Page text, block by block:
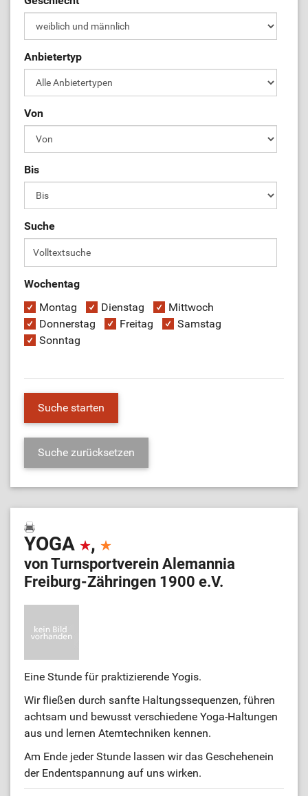
ÜL-Börse
Anbietertyp
Von
Bis
Suche
Wochentag
Montag
Dienstag
Mittwoch
Donnerstag
Freitag
Samstag
Sonntag
YOGA ,
von Turnsportverein Alemannia
Freiburg-Zähringen 1900 e.V.
Eine Stunde für praktizierende Yogis.
Wir fließen durch sanfte Haltungssequenzen, führen
achtsam und bewusst verschiedene Yoga-Haltungen
aus und lernen Atemtechniken kennen.
Am Ende jeder Stunde lassen wir das Geschehenein
der Endentspannung auf uns wirken.